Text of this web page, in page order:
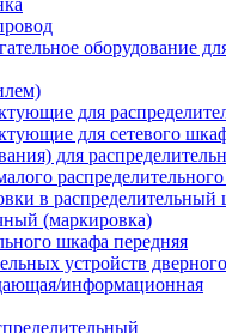
оборудование
для
для сетевого
для
в распределительный
(маркировка)
шкафа передняя
устройств
информационная